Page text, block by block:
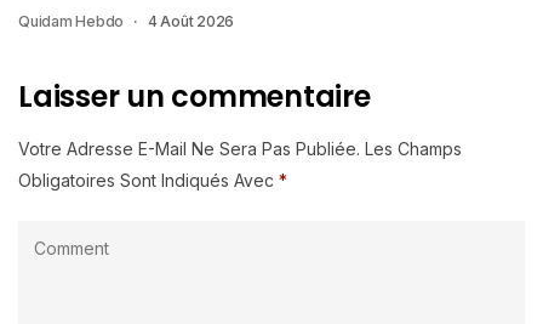
Quidam Hebdo 4 Août 2026
Laisser un commentaire
Votre Adresse E-Mail Ne Sera Pas Publiée. Les Champs
Obligatoires Sont Indiqués Avec *